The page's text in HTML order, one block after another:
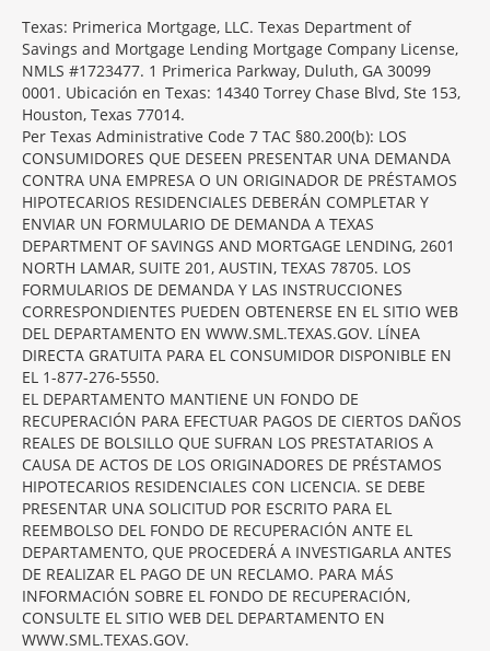
Texas: Primerica Mortgage, LLC. Texas Department of
Savings and Mortgage Lending Mortgage Company License,
NMLS #1723477. 1 Primerica Parkway, Duluth, GA 30099
0001. Ubicación en Texas: 14340 Torrey Chase Blvd, Ste 153,
Houston, Texas 77014.
Per Texas Administrative Code 7 TAC §80.200(b): LOS
CONSUMIDORES QUE DESEEN PRESENTAR UNA DEMANDA
CONTRA UNA EMPRESA O UN ORIGINADOR DE PRÉSTAMOS
HIPOTECARIOS RESIDENCIALES DEBERÁN COMPLETAR Y
ENVIAR UN FORMULARIO DE DEMANDA A TEXAS
DEPARTMENT OF SAVINGS AND MORTGAGE LENDING, 2601
NORTH LAMAR, SUITE 201, AUSTIN, TEXAS 78705. LOS
FORMULARIOS DE DEMANDA Y LAS INSTRUCCIONES
CORRESPONDIENTES PUEDEN OBTENERSE EN EL SITIO WEB
DEL DEPARTAMENTO EN WWW.SML.TEXAS.GOV. LÍNEA
DIRECTA GRATUITA PARA EL CONSUMIDOR DISPONIBLE EN
EL 1-877-276-5550.
EL DEPARTAMENTO MANTIENE UN FONDO DE
RECUPERACIÓN PARA EFECTUAR PAGOS DE CIERTOS DAÑOS
REALES DE BOLSILLO QUE SUFRAN LOS PRESTATARIOS A
CAUSA DE ACTOS DE LOS ORIGINADORES DE PRÉSTAMOS
HIPOTECARIOS RESIDENCIALES CON LICENCIA. SE DEBE
PRESENTAR UNA SOLICITUD POR ESCRITO PARA EL
REEMBOLSO DEL FONDO DE RECUPERACIÓN ANTE EL
DEPARTAMENTO, QUE PROCEDERÁ A INVESTIGARLA ANTES
DE REALIZAR EL PAGO DE UN RECLAMO. PARA MÁS
INFORMACIÓN SOBRE EL FONDO DE RECUPERACIÓN,
CONSULTE EL SITIO WEB DEL DEPARTAMENTO EN
WWW.SML.TEXAS.GOV.